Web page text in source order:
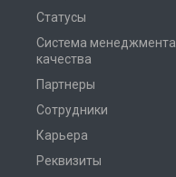
Статусы
Система менеджмента
качества
Партнеры
Сотрудники
Карьера
Реквизиты